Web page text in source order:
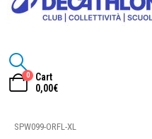
0
Cart
0,00€
SPW099-ORFL-XL